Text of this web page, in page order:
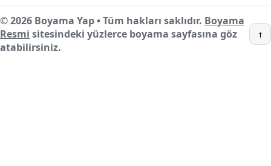
© 2026 Boyama Yap • Tüm hakları saklıdır. Boyama
Resmi sitesindeki yüzlerce boyama sayfasına göz
atabilirsiniz.
↑